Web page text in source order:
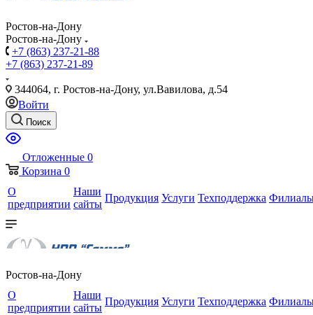
Ростов-на-Дону
Ростов-на-Дону
+7 (863) 237-21-88
+7 (863) 237-21-89
344064, г. Ростов-на-Дону, ул.Вавилова, д.54
Войти
Поиск
Отложенные 0
Корзина 0
О
предприятии
Наши
сайты
Продукция Услуги Техподдержка
Ростов-на-Дону
О
предприятии
Наши
сайты
Продукция Услуги Техподдержка